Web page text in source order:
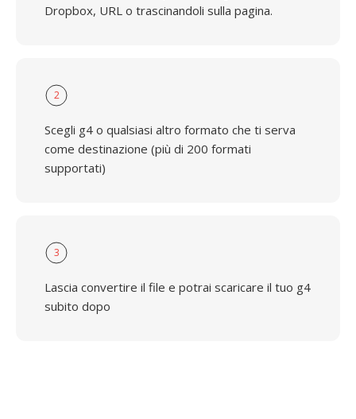
Dropbox, URL o trascinandoli sulla pagina.
2
Scegli g4 o qualsiasi altro formato che ti serva
come destinazione (più di 200 formati
supportati)
3
Lascia convertire il file e potrai scaricare il tuo g4
subito dopo